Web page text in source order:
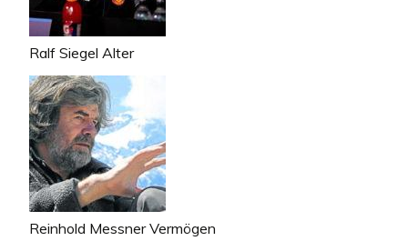
Ralf Siegel Alter
Reinhold Messner Vermögen